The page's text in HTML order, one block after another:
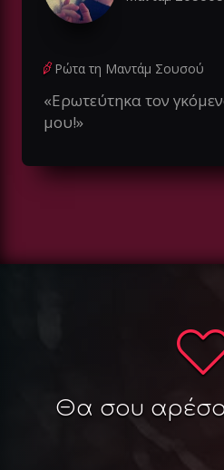
Ρώτα τη Μαντάμ Σουσού
«Ερωτεύτηκα τον
μου!»
Θα σου